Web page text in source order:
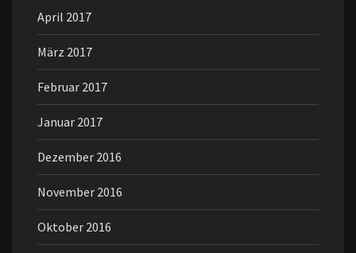
April 2017
März 2017
Februar 2017
Januar 2017
Dezember 2016
November 2016
Oktober 2016